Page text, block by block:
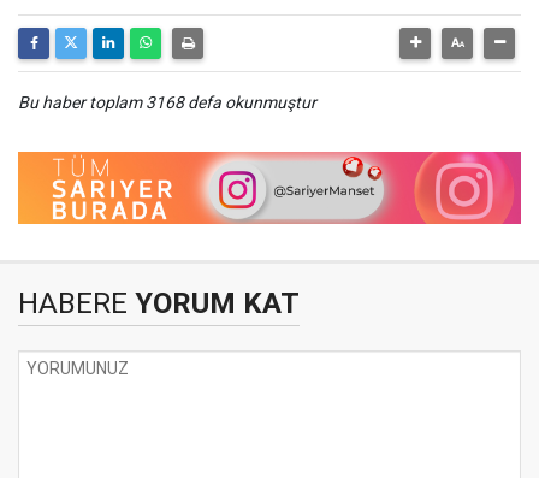
Bu haber toplam 3168 defa okunmuştur
HABERE YORUM KAT